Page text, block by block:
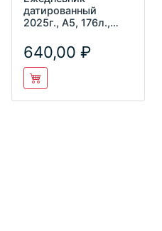
датированный
2025г., А5, 176л.,
кожзам, BG "Vie
640,00